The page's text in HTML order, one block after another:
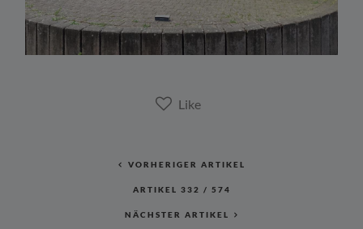
VORHERIGER ARTIKEL
ARTIKEL 332 / 574
NÄCHSTER ARTIKEL